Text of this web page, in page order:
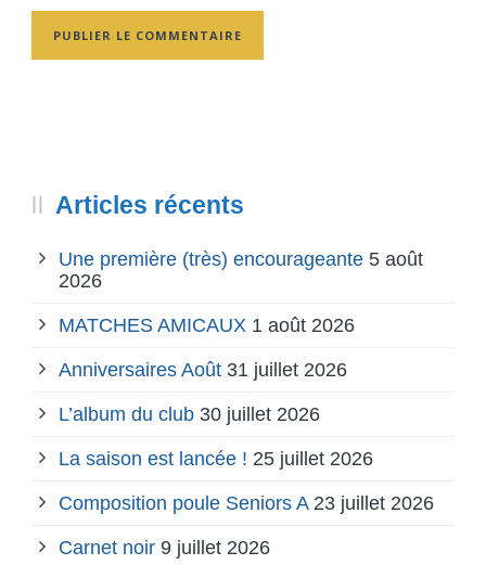
Articles récents
Une première (très) encourageante 5 août
2026
MATCHES AMICAUX 1 août 2026
Anniversaires Août 31 juillet 2026
L’album du club 30 juillet 2026
La saison est lancée ! 25 juillet 2026
Composition poule Seniors A 23 juillet 2026
Carnet noir 9 juillet 2026